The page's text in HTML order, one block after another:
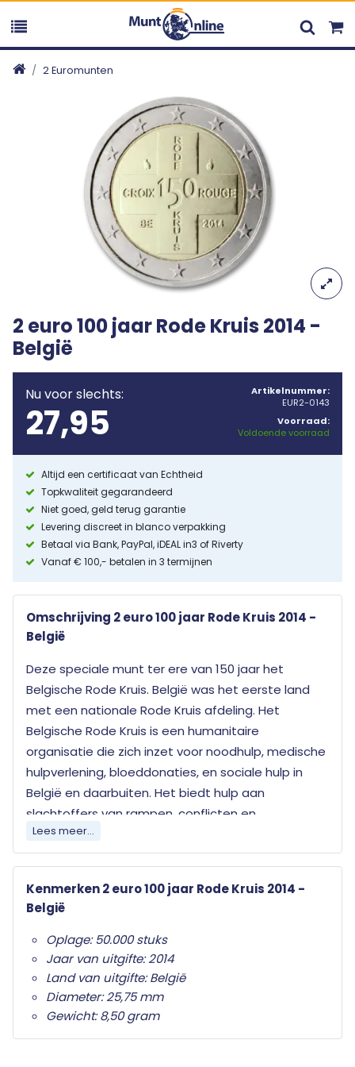
2 Euromunten
2 euro 100 jaar Rode Kruis 2014 -
België
Nu voor slechts:
27,95
Artikelnummer:
EUR2-0143
Voorraad:
Voldoende voorraad
Altijd een certificaat van Echtheid
Topkwaliteit gegarandeerd
Niet goed, geld terug garantie
Levering discreet in blanco verpakking
Betaal via Bank, PayPal, iDEAL in3 of Riverty
Vanaf € 100,- betalen in 3 termijnen
Omschrijving 2 euro 100 jaar Rode Kruis 2014 -
België
Deze speciale munt ter ere van 150 jaar het
Belgische Rode Kruis. België was het eerste land
met een nationale Rode Kruis afdeling. Het
Belgische Rode Kruis is een humanitaire
organisatie die zich inzet voor noodhulp, medische
hulpverlening, bloeddonaties, en sociale hulp in
België en daarbuiten. Het biedt hulp aan
slachtoffers van rampen, conflicten en
noodsituaties, en bevordert ook de gezondheid en
het welzijn van gemeenschappen door middel van
Elk land dat de euro als officiële munteenheid
heeft mag jaarlijks twee herdenkingsmunten
uitgeven. Wat deze herdenkingsmunten
onderscheid van de gewone twee euro munten is
het herdenkingsonderwerp op de nationale zijde.
Alleen de twee euro munt mag als
herdenkingsmunt gebruikt worden. Ze zijn in het
Lees meer...
Kenmerken 2 euro 100 jaar Rode Kruis 2014 -
België
Oplage: 50.000 stuks
Jaar van uitgifte: 2014
Land van uitgifte: België
Diameter: 25,75 mm
Gewicht: 8,50 gram